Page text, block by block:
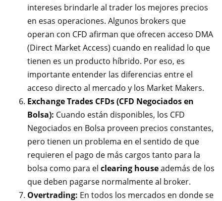
intereses brindarle al trader los mejores precios
en esas operaciones. Algunos brokers que
operan con CFD afirman que ofrecen acceso DMA
(Direct Market Access) cuando en realidad lo que
tienen es un producto híbrido. Por eso, es
importante entender las diferencias entre el
acceso directo al mercado y los Market Makers.
Exchange Trades CFDs (CFD Negociados en
Bolsa): Cuando están disponibles, los CFD
Negociados en Bolsa proveen precios constantes,
pero tienen un problema en el sentido de que
requieren el pago de más cargos tanto para la
bolsa como para el clearing houseademás de los
que deben pagarse normalmente al broker.
Overtrading: En todos los mercados en donde se